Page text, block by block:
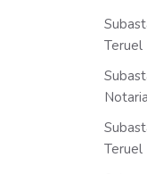
Teruel
Teruel